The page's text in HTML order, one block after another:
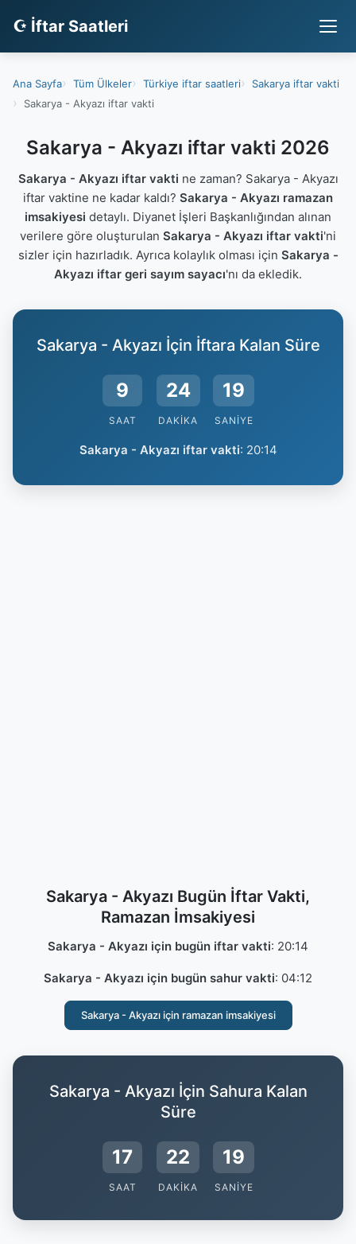
☪ İftar Saatleri
Ana Sayfa Tüm Ülkeler Türkiye iftar saatleri
Sakarya iftar vakti
Sakarya - Akyazı iftar vakti
Sakarya - Akyazı iftar vakti 2026
Sakarya - Akyazı iftar vakti ne zaman? Sakarya - Akyazı
iftar vaktine ne kadar kaldı? Sakarya - Akyazı ramazan
imsakiyesi detaylı. Diyanet İşleri Başkanlığından alınan
verilere göre oluşturulan Sakarya - Akyazı iftar vakti'ni
sizler için hazırladık. Ayrıca kolaylık olması için Sakarya -
Akyazı iftar geri sayım sayacı'nı da ekledik.
Sakarya - Akyazı İçin İftara Kalan Süre
9
SAAT
24
DAKIKA
19
SANIYE
Sakarya - Akyazı iftar vakti: 20:14
Sakarya - Akyazı Bugün İftar Vakti,
Ramazan İmsakiyesi
Sakarya - Akyazı için bugün iftar vakti: 20:14
Sakarya - Akyazı için bugün sahur vakti: 04:12
Sakarya - Akyazı için ramazan imsakiyesi
Sakarya - Akyazı İçin Sahura Kalan
Süre
17
SAAT
22
DAKIKA
19
SANIYE